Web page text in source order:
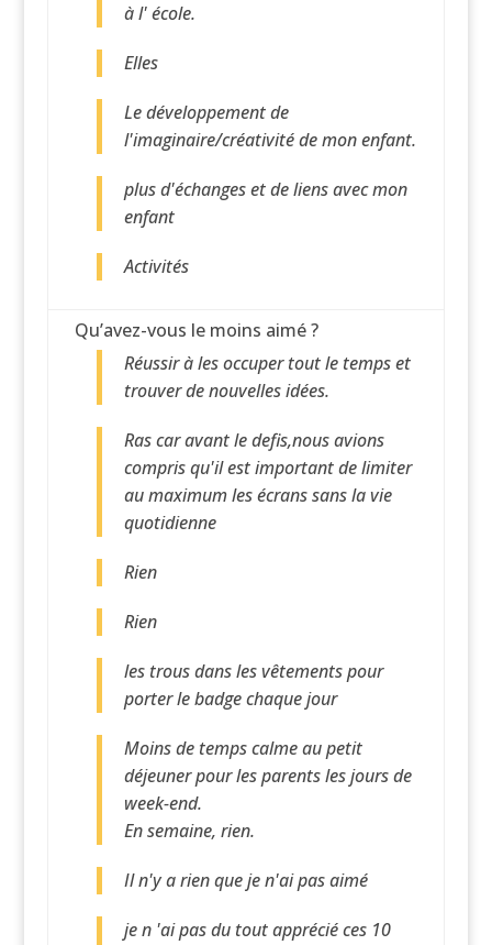
à l' école.
Elles
Le développement de
l'imaginaire/créativité de mon enfant.
plus d'échanges et de liens avec mon
enfant
Activités
Qu’avez-vous le moins aimé ?
Réussir à les occuper tout le temps et
trouver de nouvelles idées.
Ras car avant le defis,nous avions
compris qu'il est important de limiter
au maximum les écrans sans la vie
quotidienne
Rien
Rien
les trous dans les vêtements pour
porter le badge chaque jour
Moins de temps calme au petit
déjeuner pour les parents les jours de
week-end.
En semaine, rien.
Il n'y a rien que je n'ai pas aimé
je n 'ai pas du tout apprécié ces 10